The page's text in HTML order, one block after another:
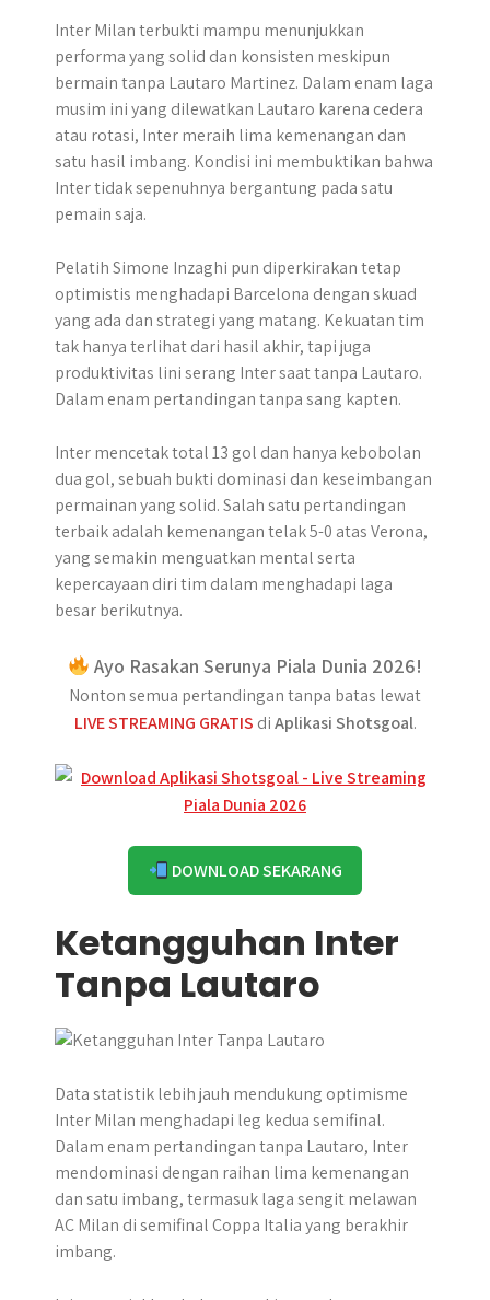
Inter Milan terbukti mampu menunjukkan
performa yang solid dan konsisten meskipun
bermain tanpa Lautaro Martinez. Dalam enam laga
musim ini yang dilewatkan Lautaro karena cedera
atau rotasi, Inter meraih lima kemenangan dan
satu hasil imbang. Kondisi ini membuktikan bahwa
Inter tidak sepenuhnya bergantung pada satu
pemain saja.
Pelatih Simone Inzaghi pun diperkirakan tetap
optimistis menghadapi Barcelona dengan skuad
yang ada dan strategi yang matang. Kekuatan tim
tak hanya terlihat dari hasil akhir, tapi juga
produktivitas lini serang Inter saat tanpa Lautaro.
Dalam enam pertandingan tanpa sang kapten.
Inter mencetak total 13 gol dan hanya kebobolan
dua gol, sebuah bukti dominasi dan keseimbangan
permainan yang solid. Salah satu pertandingan
terbaik adalah kemenangan telak 5-0 atas Verona,
yang semakin menguatkan mental serta
kepercayaan diri tim dalam menghadapi laga
besar berikutnya.
Ayo Rasakan Serunya Piala Dunia 2026!
Nonton semua pertandingan tanpa batas lewat
LIVE STREAMING GRATIS diAplikasi Shotsgoal.
DOWNLOAD SEKARANG
Ketangguhan Inter
Tanpa Lautaro
Data statistik lebih jauh mendukung optimisme
Inter Milan menghadapi leg kedua semifinal.
Dalam enam pertandingan tanpa Lautaro, Inter
mendominasi dengan raihan lima kemenangan
dan satu imbang, termasuk laga sengit melawan
AC Milan di semifinal Coppa Italia yang berakhir
imbang.